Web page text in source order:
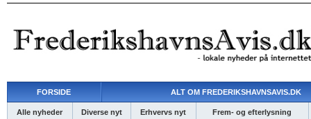
FORSIDE ALT OM FREDERIKSHAVNSAVIS.DK
Alle nyheder Diverse nyt Erhvervs nyt Frem- og efterlysning